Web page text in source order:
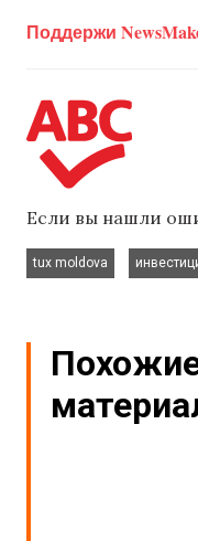
Поддержи
Если вы нашли
tux moldova